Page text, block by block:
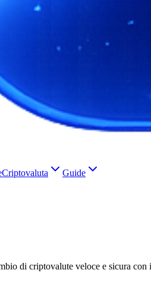
Criptovaluta
Guide
di criptovalute veloce e sicura con